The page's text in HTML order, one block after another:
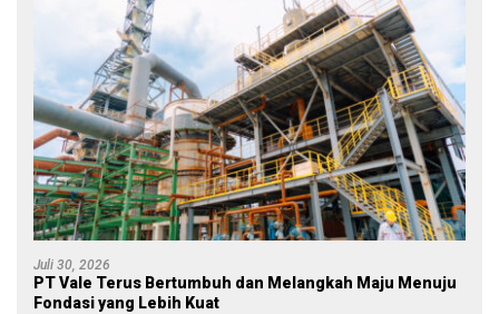
Juli 30, 2026
PT Vale Terus Bertumbuh dan Melangkah Maju Menuju
Fondasi yang Lebih Kuat